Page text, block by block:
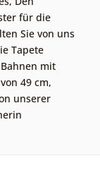
für die
Sie von uns
Tapete
mit
49 cm,
unserer